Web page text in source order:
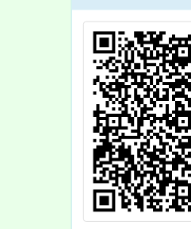
他宣
廣，
同仁